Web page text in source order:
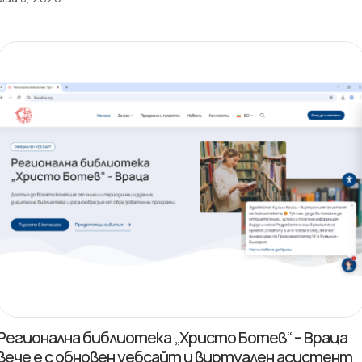
библиотека „Христо Ботев“ – Враца
е с обновен уебсайт и виртуален асистент